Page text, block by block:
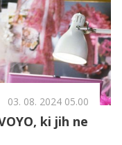
03. 08. 2024 05.00
ki jih ne